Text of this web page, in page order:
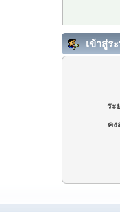
เข้าสู่ร
ระ
คง